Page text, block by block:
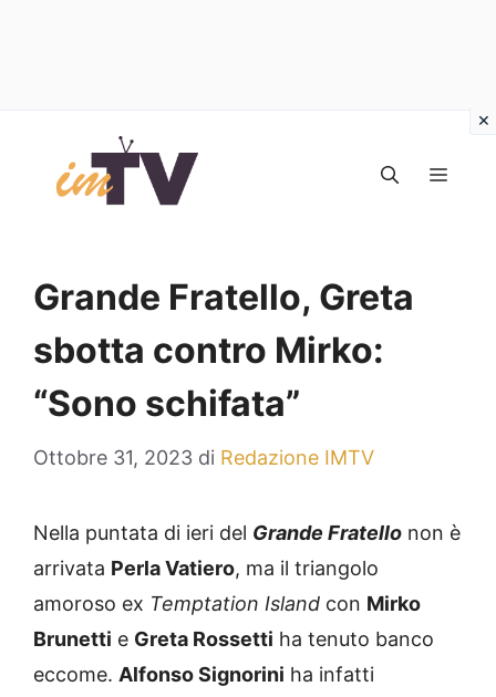
contenuto
Grande Fratello, Greta
sbotta contro Mirko:
“Sono schifata”
Ottobre 31, 2023 di Redazione IMTV
Nella puntata di ieri del Grande Fratello non è
arrivata Perla Vatiero, ma il triangolo
amoroso ex Temptation Island con Mirko
Brunetti e Greta Rossetti ha tenuto banco
eccome. Alfonso Signorini ha infatti